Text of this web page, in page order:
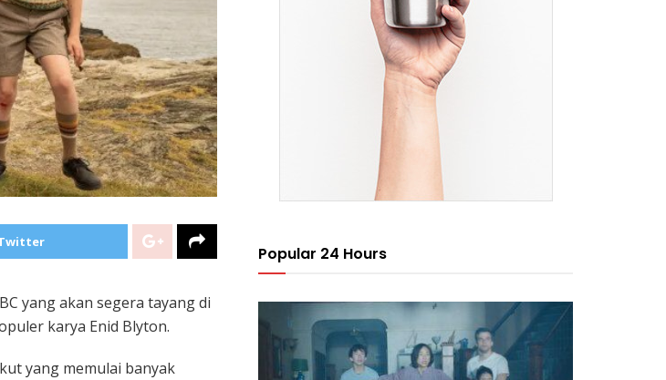
yang akan segera tayang di
karya Enid Blyton.
yang memulai banyak
Popular 24 Hours